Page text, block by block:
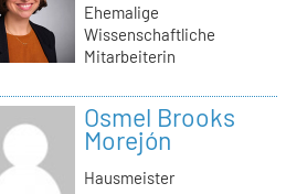
Ehemalige
Wissenschaftliche
Mitarbeiterin
Osmel Brooks
Morejón
Hausmeister